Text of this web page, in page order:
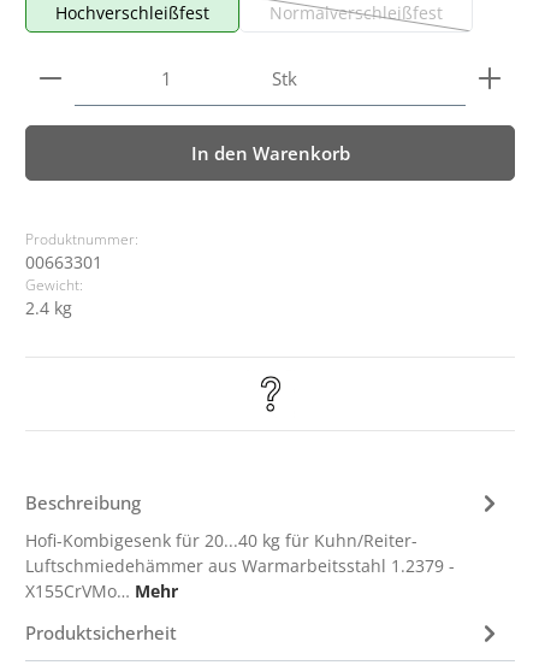
Hochverschleißfest Normalverschleißfest
(Diese Option ist zurzeit
Produkt Anzahl: Gib den gewünschten Wert ein
Stk
In den Warenkorb
Produktnummer:
00663301
Gewicht:
2.4 kg
Beschreibung
Hofi-Kombigesenk für 20...40 kg für Kuhn/Reiter-
Luftschmiedehämmer aus Warmarbeitsstahl 1.2379 -
X155CrVMo… Mehr
Produktsicherheit